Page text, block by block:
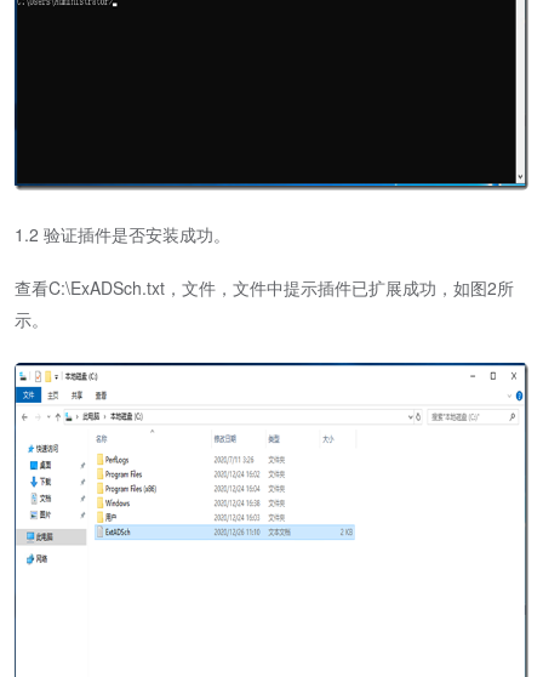
1.2 验证插件是否安装成功。
查看C:\ExADSch.txt，文件，文件中提示插件已扩展成功，如图2所
示。